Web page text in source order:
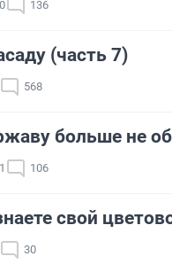
136
(часть 7)
568
больше не
106
свой
30